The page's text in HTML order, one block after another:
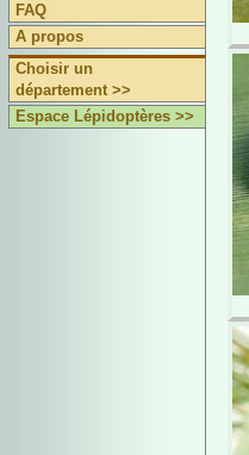
FAQ
A propos
Choisir un
département >>
Espace Lépidoptères >>